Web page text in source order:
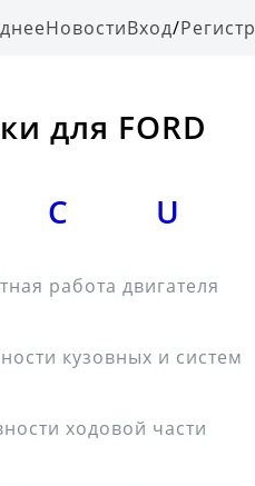
НовостиВход/
для FORD
C U
работа двигателя
кузовных и систем
ходовой части